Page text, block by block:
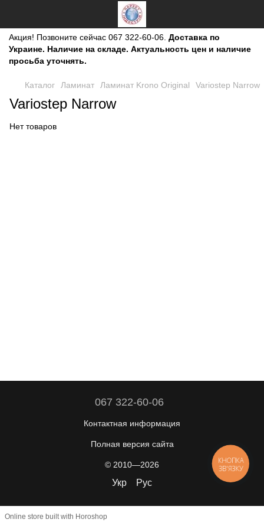
Акция! Позвоните сейчас 067 322-60-06. Доставка по
Украине. Наличие на складе. Актуальность цен и наличие
просьба уточнять.
Каталог Ламинат Ламинат Krono Original Variostep Narrow
Variostep Narrow
Нет товаров
067 322-60-06
Контактная информация
Полная версия сайта
© 2010—2026
Укр Рус
Online store built with Horoshop
КНОПКА
ЗВ'ЯЗКУ